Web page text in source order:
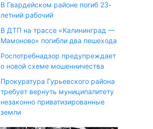
В Гвардейском районе погиб 23-
летний рабочий
В ДТП на трассе «Калининград —
Мамоново» погибли два пешехода
Роспотребнадзор предупреждает
о новой схеме мошенничества
Прокуратура Гурьевского района
требует вернуть муниципалитету
незаконно приватизированные
земли